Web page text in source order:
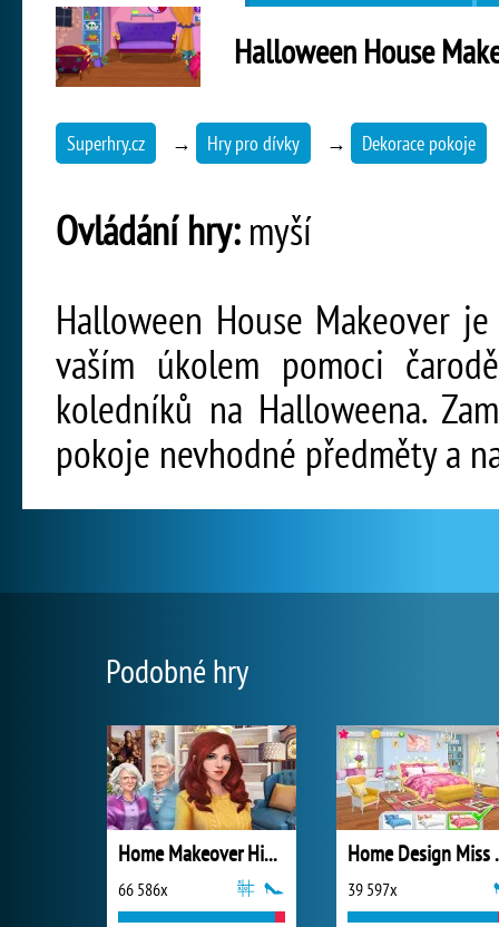
Halloween House
Superhry.cz → Hry pro dívky → Dekorace pokoje
Ovládání hry:myší
Halloween House Makeover
vaším úkolem pomoci
koledníků na Halloweena.
pokoje nevhodné předměty a
Podobné hry
Home Makeover Hidden Object
66 586x
Home
39 597x